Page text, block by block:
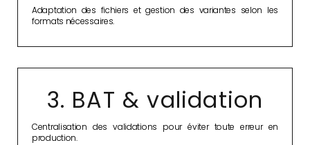
Adaptation des fichiers et gestion des variantes selon les
formats nécessaires.
3. BAT & validation
Centralisation des validations pour éviter toute erreur en
production.